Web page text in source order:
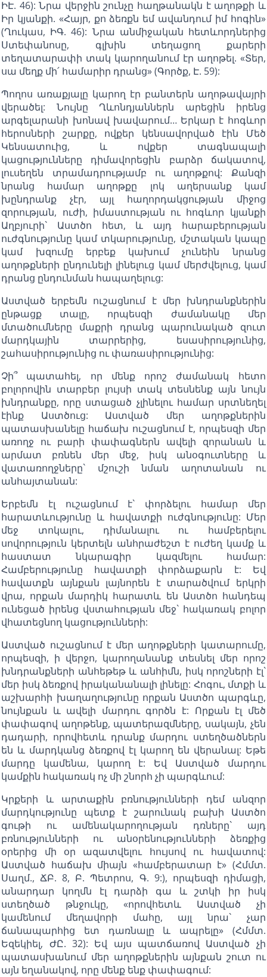
ԻԷ. 46): Նրա վերջին շունչը հաղթանակն է աղոթքի և
Իր կյանքի. «Հայր, քո ձեռքն եմ ավանդում իմ հոգին»
(Ղուկաս, ԻԳ. 46): Նրա անմիջական հետևորդներից
Ստեփանոսը, գլխին տեղացող քարերի
տեղատարափի տակ կարողանում էր աղոթել. «Տեր,
սա մեղք մի՛ համարիր դրանց» (Գործք, Է. 59):
Պողոս առաքյալը կարող էր բանտերն աղոթավայրի
վերածել: Նույնը Ղևոնդյաններն արեցին իրենց
արգելարանի խոնավ խավարում… Երկար է հոգևոր
հերոսների շարքը, ովքեր կենսավորված էին Մեծ
Կենսատուից, և ովքեր տագնապալի
կացությունները դիմավորեցին բարձր ճակատով,
լուսեղեն տրամադրությամբ ու աղոթքով: Քանզի
նրանց համար աղոթքը լոկ աղերսանք կամ
խընդրանք չէր, այլ հաղորդակցության միջոց
զորության, ուժի, իմաստության ու հոգևոր կյանքի
Աղբյուրի` Աստծո հետ, և այդ հարաբերության
ուժգնությունը կամ տկարությունը, մշտական կապը
կամ խզումը երբեք կախում չունեին նրանց
աղոթքների ընդունելի լինելուց կամ մերժվելուց, կամ
դրանց ընդունման հապաղելուց:
Աստված երբեմն ուշացնում է մեր խնդրանքներին
ընթացք տալը, որպեսզի ժամանակը մեր
մտածումները մաքրի դրանց պարունակած զուտ
մարդկային տարրերից, եսասիրությունից,
շահասիրությունից ու փառասիրությունից:
Չի՞ պատահել, որ մենք որոշ ժամանակ հետո
բոլորովին տարբեր լույսի տակ տեսնենք այն նույն
խնդրանքը, որը ստացած չլինելու համար սրտնեղել
էինք Աստծուց: Աստված մեր աղոթքներին
պատասխանելը հաճախ ուշացնում է, որպեսզի մեր
առողջ ու բարի փափագներն ավելի զորանան և
արմատ բռնեն մեր մեջ, իսկ անօգուտները և
վատառողջները` մշուշի նման աղոտանան ու
անհայտանան:
Երբեմն էլ ուշացնում է` փորձելու համար մեր
հարատևությունը և հավատքի ուժգնությունը: Մեր
մեջ տոկալու, դիմանալու ու համբերելու
սովորություն կերտելն անհրաժեշտ է ուժեղ կամք և
հաստատ նկարագիր կազմելու համար:
Համբերությունը հավատքի փորձաքարն է: Եվ
հավատքն այնքան լայնորեն է տարածվում երկրի
վրա, որքան մարդիկ հարատև են Աստծո հանդեպ
ունեցած իրենց վստահության մեջ` հակառակ բոլոր
վհատեցնող կացությունների:
Աստված ուշացնում է մեր աղոթքների կատարումը,
որպեսզի, ի վերջո, կարողանանք տեսնել մեր որոշ
խնդրանքների անհեթեթ և անհիմն, իսկ որոշների էլ`
մեր իսկ ձեռքով իրականանալի լինելը: Հոգու, մտքի և
աշխարհի խաղաղությունը որքան Աստծո պարգևը,
նույնքան և ավելի մարդու գործն է: Որքան էլ մեծ
փափագով աղոթենք, պատերազմները, սակայն, չեն
դադարի, որովհետև դրանք մարդու ստեղծածներն
են և մարդկանց ձեռքով էլ կարող են վերանալ: Եթե
մարդը կամենա, կարող է: Եվ Աստված մարդու
կամքին հակառակ ոչ մի շնորհ չի պարգևում:
Կրքերի և արտաքին բռնությունների դեմ անզոր
մարդկությունը պետք է շարունակ բախի Աստծո
գութի ու ամենակարողության դռները` այդ
բռնությունների ու անօրենությունների ձեռքից
օրերից մի օր ազատվելու հույսով ու հավատով:
Աստված հաճախ միայն «համբերատար է» (Հմմտ.
Սաղմ., ՃԲ. 8, Բ. Պետրոս, Գ. 9:), որպեսզի դիմացի,
անարդար կողմն էլ դարձի գա և շտկի իր իսկ
ստեղծած թնջուկը, «որովհետև Աստված չի
կամենում մեղավորի մահը, այլ նրա` չար
ճանապարհից ետ դառնալը և ապրելը» (Հմմտ.
Եզեկիել, ԺԸ. 32): Եվ այս պատճառով Աստված չի
պատասխանում մեր աղոթքներին այնքան շուտ ու
այն եղանակով, որը մենք ենք փափագում: